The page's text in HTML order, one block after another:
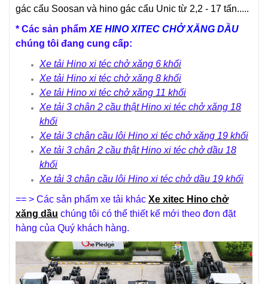
gác cẩu Soosan và hino gác cẩu Unic từ 2,2 - 17 tấn.....
* Các sản phẩm XE HINO XITEC CHỞ XĂNG DẦU
chúng tôi đang cung cấp:
Xe tải Hino xi téc chởxăng 6 khối
Xe tải Hino xi téc chởxăng 8 khối
Xe tải Hino xi téc chởxăng 11 khối
Xe tải 3 chân 2 cầu thật Hino xi téc chởxăng 18
khối
Xe tải 3 chân cầu lôi Hino xi téc chởxăng 19 khối
Xe tải 3 chân 2 cầu thật Hino xi téc chởdầu 18
khối
Xe tải 3 chân cầu lôi Hino xi téc chởdầu 19 khối
== > Các sản phẩm xe tải khác Xe xitec Hino chở
xăng dầu chúng tôi có thể thiết kế mới theo đơn đặt
hàng của Quý khách hàng.